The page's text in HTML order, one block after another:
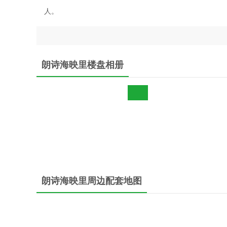
人。
朗诗海映里楼盘相册
朗诗海映里周边配套地图